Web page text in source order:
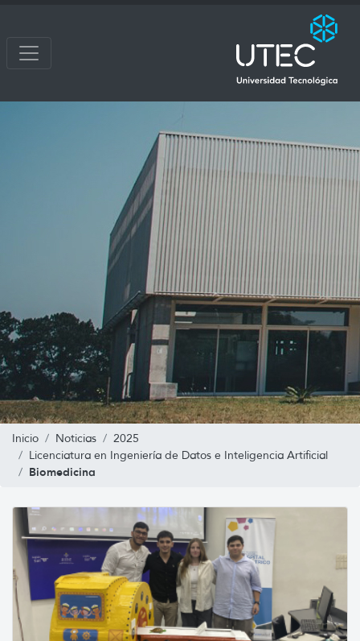
Inicio Noticias
2025
Licenciatura en Ingeniería de Datos e Inteligencia Artificial
Biomedicina